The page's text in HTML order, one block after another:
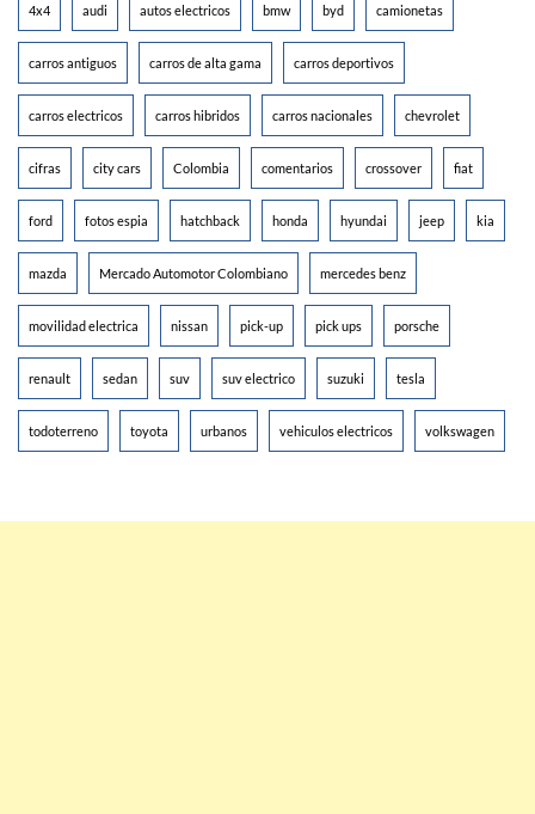
4x4 audi autos electricos bmw byd camionetas
carros antiguos carros de alta gama carros deportivos
carros electricos carros hibridos carros nacionales chevrolet
cifras city cars Colombia comentarios crossover fiat
ford fotos espia hatchback honda hyundai jeep kia
mazda Mercado Automotor Colombiano mercedes benz
movilidad electrica nissan pick-up pick ups porsche
renault sedan suv suv electrico suzuki tesla
todoterreno toyota urbanos vehiculos electricos volkswagen